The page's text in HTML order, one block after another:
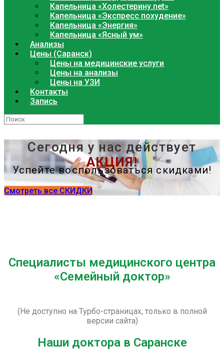
Капельница «Холестерину.net»
Капельница «Экспресс похудение»
Капельница «Энергия»
Капельница «Ясный ум»
Анализы
Цены (Саранск)
Цены на медицинские услуги
Цены на анализы
Цены на УЗИ
Контакты
Запись
Сегодня у нас действует
АКЦИЯ!
Успейте воспользоваться скидками!
Смотреть все СКИДКИ
Специалисты медицинского центра
«Семейный доктор»
(Не доступно на Турбо-страницах, только в полной
версии сайта)
Наши доктора в Саранске